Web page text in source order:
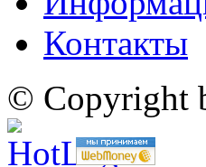
Контакты
© Copyright